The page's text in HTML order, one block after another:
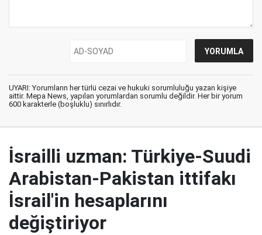
UYARI: Yorumların her türlü cezai ve hukuki sorumluluğu yazan kişiye
aittir. Mepa News, yapılan yorumlardan sorumlu değildir. Her bir yorum
600 karakterle (boşluklu) sınırlıdır.
İsrailli uzman: Türkiye-Suudi
Arabistan-Pakistan ittifakı
İsrail'in hesaplarını
değiştiriyor